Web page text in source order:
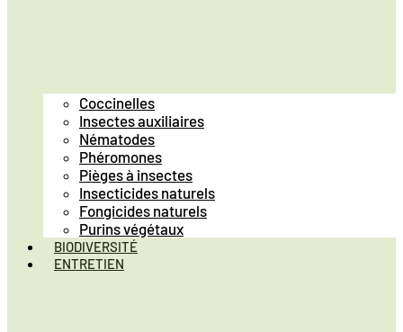
Coccinelles
Insectes auxiliaires
Nématodes
Phéromones
Pièges à insectes
Insecticides naturels
Fongicides naturels
Purins végétaux
BIODIVERSITÉ
ENTRETIEN